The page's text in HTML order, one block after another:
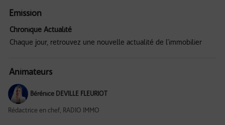
Emission
Chronique Actualité
Chaque jour, retrouvez une nouvelle actualité de l'immobilier
Animateurs
Bérénice DEVILLE FLEURIOT
Rédactrice en chef, RADIO IMMO